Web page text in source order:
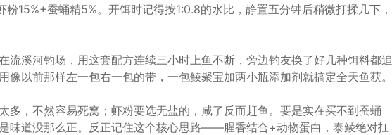
15%+蚕蛹精5%。开饵时记得按1:0.8的水比，静置五分钟后稍微打揉几下，
流溪河钓场，用这套配方连续三小时上鱼不断，旁边钓友换了好几种饵料都追
像以前那样左一包右一包的带，一包鲮聚宝加两小瓶添加剂就搞定全天鱼获。
多，不然容易死窝；虾粉要选无盐的，咸了反而赶鱼。要是实在买不到蚕蛹
味道没那么正。反正记住这个核心思路——腥香结合+动物蛋白，泰鲮绝对扛